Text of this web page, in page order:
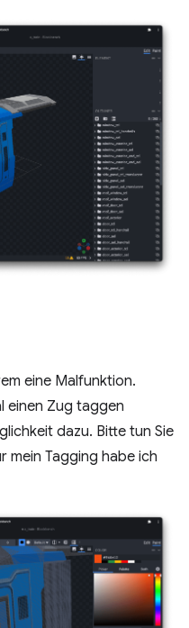
eine Malfunktion.
einen Zug taggen
dazu. Bitte tun Sie
mein Tagging habe ich